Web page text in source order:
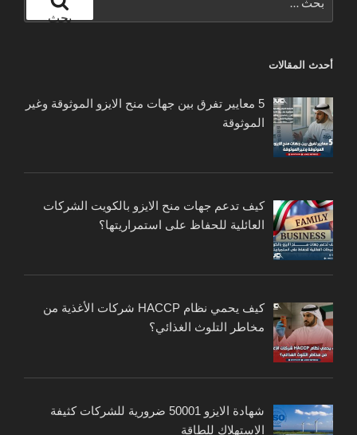
عن:
بحث
أحدث المقالات
5 معايير تفرق بين جهات منح الايزو الموثوقة وغير
الموثوقة
كيف تدعم جهات منح الايزو بالكويت الشركات
العائلية للحفاظ على استمراريتها؟
كيف يحمي نظام HACCP شركات الأغذية من
مخاطر التلوث الغذائي؟
شهادة الايزو 50001 ضرورية للشركات كثيفة
الاستهلاك للطاقة